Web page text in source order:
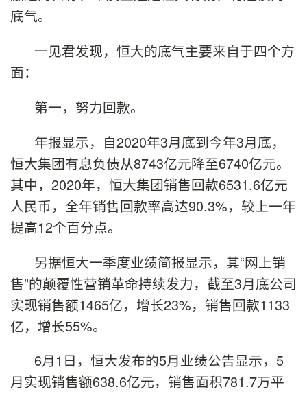
底气。
一见君发现，恒大的底气主要来自于四个方
面：
第一，努力回款。
年报显示，自2020年3月底到今年3月底，
恒大集团有息负债从8743亿元降至6740亿元。
其中，2020年，恒大集团销售回款6531.6亿元
人民币，全年销售回款率高达90.3%，较上一年
提高12个百分点。
另据恒大一季度业绩简报显示，其“网上销
售”的颠覆性营销革命持续发力，截至3月底公司
实现销售额1465亿，增长23%，销售回款1133
亿，增长55%。
6月1日，恒大发布的5月业绩公告显示，5
月实现销售额638.6亿元，销售面积781.7万平